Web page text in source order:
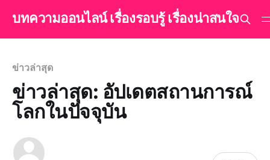
บทความออนไลน์ เรื่องรอบรู้ เรื่องน่าสนใจ
ข่าวล่าสุด
ข่าวล่าสุด: อัปเดตสถานการณ์
โลกในปัจจุบัน